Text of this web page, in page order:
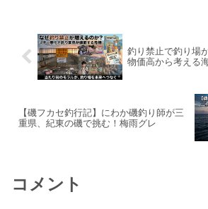
釣り禁止で釣り場
物価高から考える
【磯フカセ釣行記】にわか磯釣り師が三
重県、紀東の磯で挑む！梅雨グレ
コメント